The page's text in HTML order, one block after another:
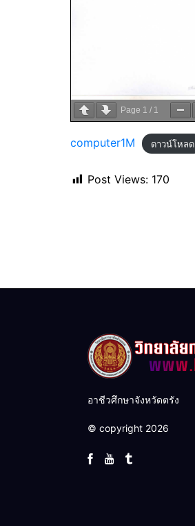
Page 1 / 1
computer1M ดาวน์โหลด
Post Views: 170
อาชีวศึกษาจังหวัดตรัง
© copyright 2026